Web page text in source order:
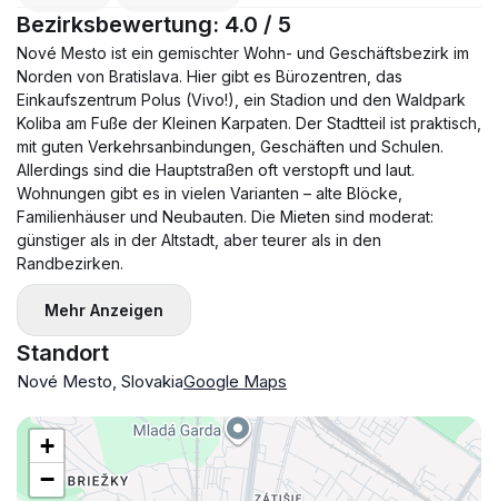
— neue Matratzen (160×200)
— Klimaanlage in jedem Zimmer
— Deckenventilatoren
— Smart-Heizung
— schnelles Internet (500 Mbit/s)
— TV 55" + Soundbar
— vollausgestattete Küche
🏢 Vorteile des Komplexes:
— Rezeption 24/7
— Sicherheitsdienst
— privater Fitnessbereich für Bewohner
🚗 Parkplatz:
— Garagenstellplatz (+100 €)
📍 Lage:
— Stadion, NTC, GOPASS Arena
— Kuchajda, Štrkovec
Bezirksbewertung: 4.0 / 5
Nové Mesto ist ein gemischter Wohn- und Geschäftsbezirk im
Norden von Bratislava. Hier gibt es Bürozentren, das
Einkaufszentrum Polus (Vivo!), ein Stadion und den Waldpark
Koliba am Fuße der Kleinen Karpaten. Der Stadtteil ist praktisch,
mit guten Verkehrsanbindungen, Geschäften und Schulen.
Allerdings sind die Hauptstraßen oft verstopft und laut.
Wohnungen gibt es in vielen Varianten – alte Blöcke,
Familienhäuser und Neubauten. Die Mieten sind moderat:
günstiger als in der Altstadt, aber teurer als in den
Randbezirken.
Mehr Anzeigen
Standort
Nové Mesto, SlovakiaGoogle Maps
+
−